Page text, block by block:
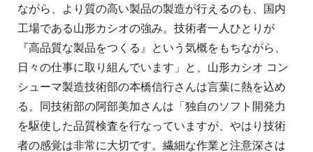
ながら、より質の高い製品の製造が行えるのも、国内
工場である山形カシオの強み。技術者一人ひとりが
『高品質な製品をつくる』という気概をもちながら、
日々の仕事に取り組んでいます」と、山形カシオ コン
シューマ製造技術部の本橋信行さんは言葉に熱を込め
る。同技術部の阿部美加さんは「独自のソフト開発力
を駆使した品質検査を行なっていますが、やはり技術
者の感覚は非常に大切です。繊細な作業と注意深さは